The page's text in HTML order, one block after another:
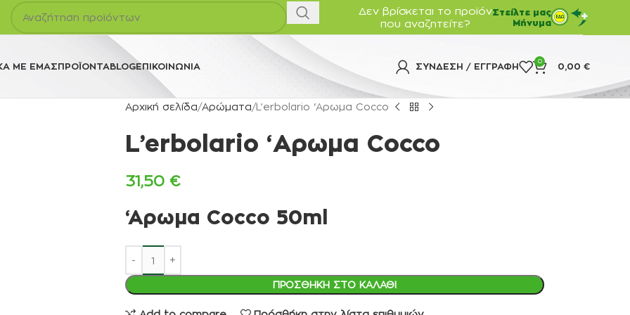
Δεν βρίσκεται το προϊόν
που αναζητείτε?
Στείλτε μας
Μήνυμα
ΜΕ ΕΜΆΣΠΡΟΪΌΝΤΑBLOGΕΠΙΚΟΙΝΩΝΊΑ ΣΎΝΔΕΣΗ / ΕΓΓΡΑΦΉ
0
0,00 €
Αρχική σελίδα Αρώματα L’erbolario ‘Αρωμα Cocco
L’erbolario ‘Αρωμα Cocco
31,50 €
‘Αρωμα Cocco 50ml
ΠΡΟΣΘΉΚΗ ΣΤΟ ΚΑΛΆΘΙ